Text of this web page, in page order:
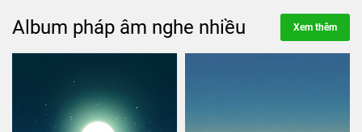
Album pháp âm nghe nhiều Xem thêm